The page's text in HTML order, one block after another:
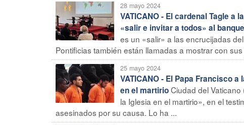
28 mayo 2024
VATICANO - El cardenal Tagle
«salir e invitar a todos» al
es un «salir» a las encrucijadas
Pontificias también están llamadas a mostrar con
25 mayo 2024
VATICANO - El Papa Francisco
en el martirioCiudad del
la Iglesia en el martirio», en el
asesinados por su causa. Lo ha ...